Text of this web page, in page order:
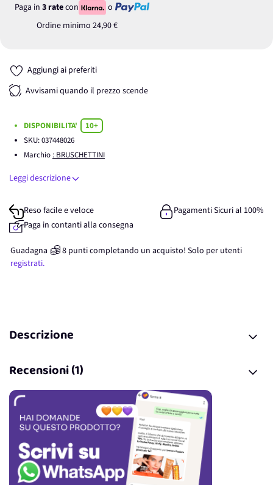
Paga in 3 ratecon
o
Ordine minimo 24,90 €
Aggiungi ai preferiti
Avvisami quando il prezzo scende
DISPONIBILITA'
10+
SKU:037448026
Marchio : BRUSCHETTINI
Leggi descrizione
Reso facile e veloce
Pagamenti Sicuri al 100%
Paga in contanti alla consegna
Guadagna 8 punticompletando un acquisto! Solo per utenti
registrati.
Descrizione
Recensioni (1)